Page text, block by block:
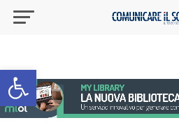
Apri la barra degli strumenti